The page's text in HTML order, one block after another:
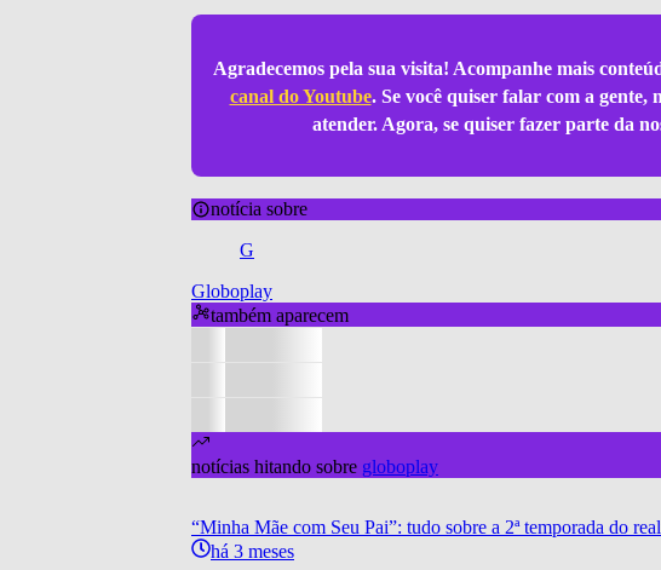
Agradecemos pela sua visita! Acompanhe mais
canal do Youtube. Se você quiser falar com a gente,
atender. Agora, se quiser fazer parte da
notícia sobre
G
Globoplay
também aparecem
notícias hitando sobre globoplay
“Minha Mãe com Seu Pai”: tudo sobre a 2ª temporada do
há 3 meses